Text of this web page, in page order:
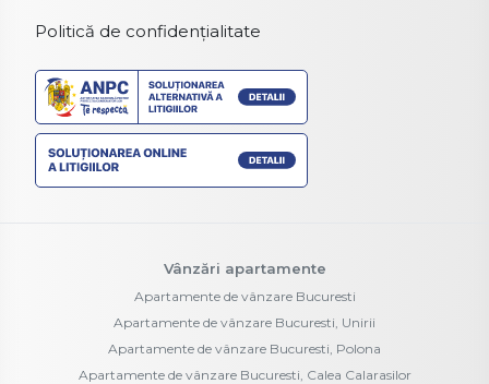
Politică de confidențialitate
Vânzări apartamente
Apartamente de vânzare Bucuresti
Apartamente de vânzare Bucuresti, Unirii
Apartamente de vânzare Bucuresti, Polona
Apartamente de vânzare Bucuresti, Calea Calarasilor